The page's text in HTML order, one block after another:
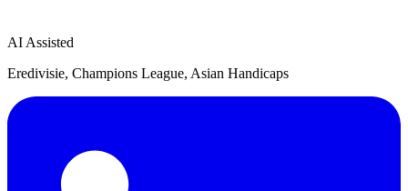
AI Assisted
Eredivisie, Champions League, Asian Handicaps